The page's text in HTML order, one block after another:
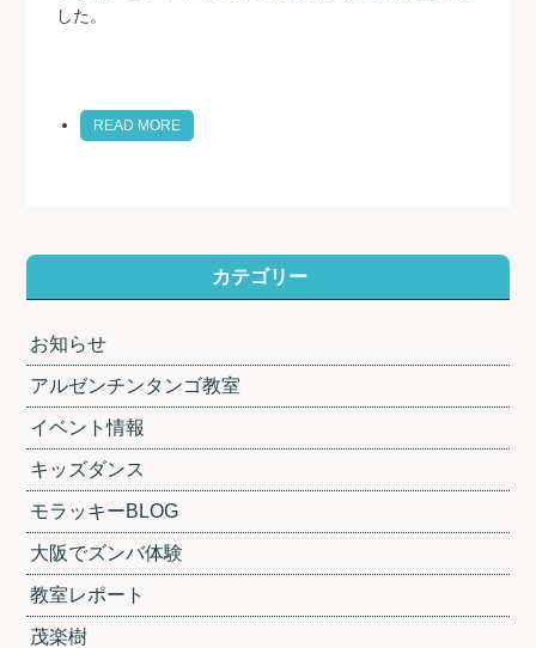
した。
READ MORE
カテゴリー
お知らせ
アルゼンチンタンゴ教室
イベント情報
キッズダンス
モラッキーBLOG
大阪でズンバ体験
教室レポート
茂楽樹